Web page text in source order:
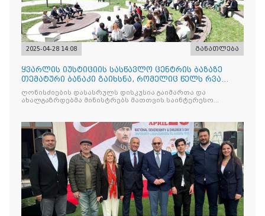
2025-04-28 14:08 განათლება
ყვარლის იუსტიციის სასწავლო ცენტრის ბაზაზე
თემატური ბანაკი გაიხსნა, რომელიც წელს რვა
ნაკადად ჩატარდებ
ღონისძიების დასასრულს დისკუსია გაიმართა და
ახალგაზრდებმა მინისტრებს მათთვის საინტერესო